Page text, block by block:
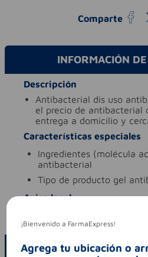
Comparte
INFORMACIÓN
Descripción
antibacterial dis uso antibacteriales. encuentra
el precio de antibacterial
entrega a domicilio y
Características especiales
ingredientes (molécula
antibacterial
tipo de producto gel
Aviso legal
ESCRIBE UN
¡Bienvenido a FarmaExpress!
Agrega tu ubicación o